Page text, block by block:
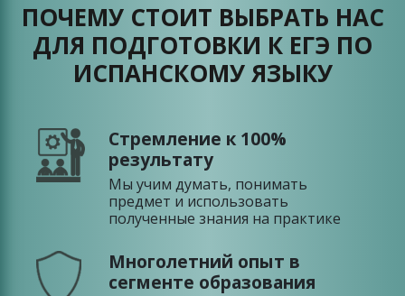
ПОЧЕМУ СТОИТ ВЫБРАТЬ НАС
ДЛЯ ПОДГОТОВКИ К ЕГЭ ПО
ИСПАНСКОМУ ЯЗЫКУ
Стремление к 100%
результату
Мы учим думать, понимать
предмет и использовать
полученные знания на практике
Многолетний опыт в
сегменте образования